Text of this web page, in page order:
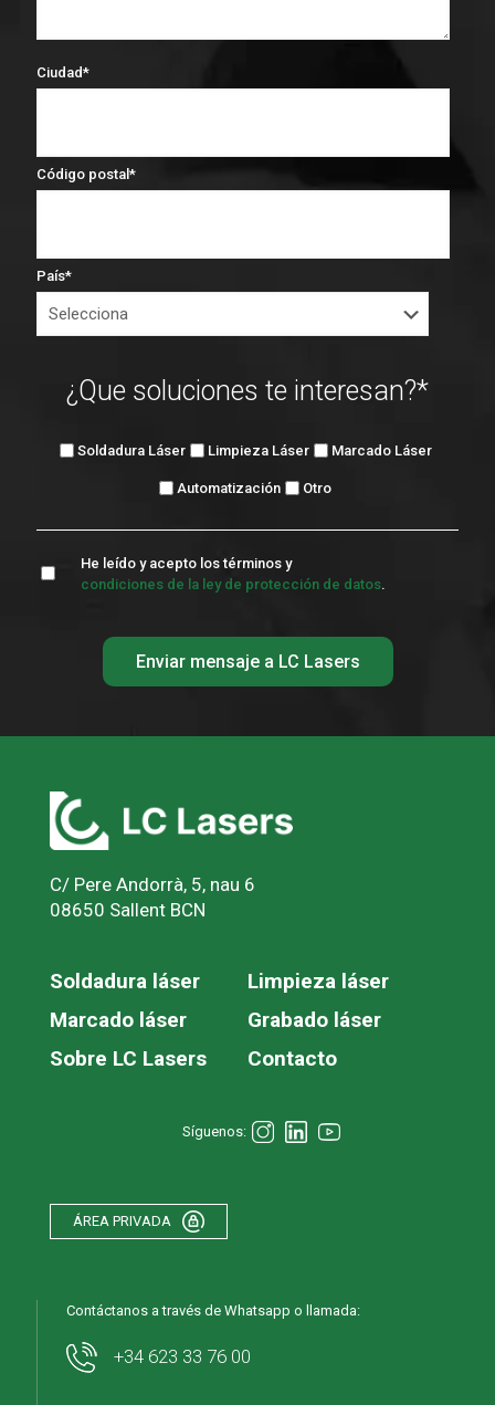
Ciudad*
Código postal*
País*
¿Que soluciones te interesan?*
Soldadura Láser Limpieza Láser Marcado Láser
Automatización Otro
He leído y acepto los términos y
condiciones de la ley de protección de datos.
C/ Pere Andorrà, 5, nau 6
08650 Sallent BCN
Soldadura láser
Limpieza láser
Marcado láser
Grabado láser
Sobre LC Lasers
Contacto
Síguenos:
ÁREA PRIVADA
Contáctanos a través de Whatsapp o llamada:
+34 623 33 76 00